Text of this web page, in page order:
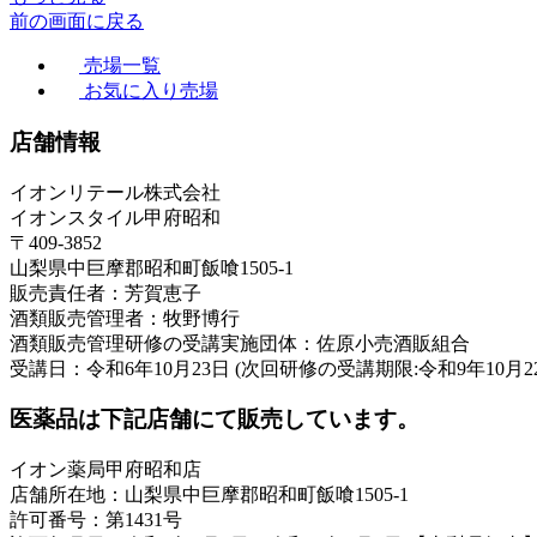
前の画面に戻る
売場一覧
お気に入り売場
店舗情報
イオンリテール株式会社
イオンスタイル甲府昭和
〒409-3852
山梨県中巨摩郡昭和町飯喰1505-1
販売責任者：芳賀恵子
酒類販売管理者：牧野博行
酒類販売管理研修の受講実施団体：佐原小売酒販組合
受講日：令和6年10月23日 (次回研修の受講期限:令和9年10月
医薬品は下記店舗にて販売しています。
イオン薬局甲府昭和店
店舗所在地：山梨県中巨摩郡昭和町飯喰1505-1
許可番号：第1431号